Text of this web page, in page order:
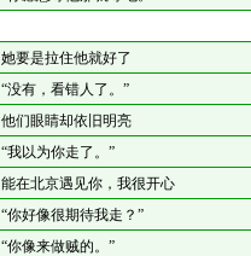
她要是拉住他就好了
“没有，看错人了。”
他们眼睛却依旧明亮
“我以为你走了。”
能在北京遇见你，我很开心
“你好像很期待我走？”
“你像来做贼的。”